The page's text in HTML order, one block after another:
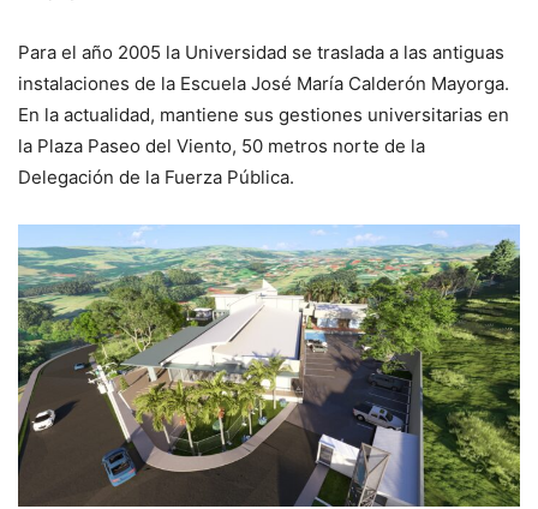
Para el año 2005 la Universidad se traslada a las antiguas
instalaciones de la Escuela José María Calderón Mayorga.
En la actualidad, mantiene sus gestiones universitarias en
la Plaza Paseo del Viento, 50 metros norte de la
Delegación de la Fuerza Pública.